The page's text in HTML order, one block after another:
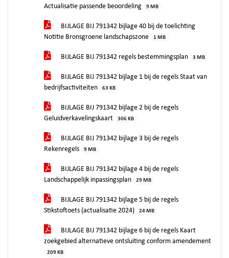
Actualisatie passende beoordeling
9 MB
BIJLAGE BIJ 791342 bijlage 40 bij de toelichting
Notitie Bronsgroene landschapszone
1 MB
BIJLAGE BIJ 791342 regels bestemmingsplan 3 MB
BIJLAGE BIJ 791342 bijlage 1 bij de regels Staat van
bedrijfsactiviteiten
63 KB
BIJLAGE BIJ 791342 bijlage 2 bij de regels
Geluidverkavelingskaart
306 KB
BIJLAGE BIJ 791342 bijlage 3 bij de regels
Rekenregels
9 MB
BIJLAGE BIJ 791342 bijlage 4 bij de regels
Landschappelijk inpassingsplan
29 MB
BIJLAGE BIJ 791342 bijlage 5 bij de regels
Stikstoftoets (actualisatie 2024)
24 MB
BIJLAGE BIJ 791342 bijlage 6 bij de regels Kaart
zoekgebied alternatieve ontsluiting conform amendement
209 KB